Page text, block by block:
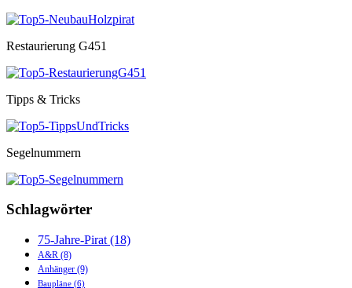
Restaurierung G451
Tipps & Tricks
Segelnummern
Schlagwörter
75-Jahre-Pirat (18)
A&R (8)
Anhänger (9)
Baupläne (6)